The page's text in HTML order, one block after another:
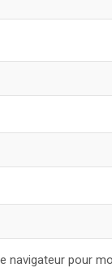
navigateur pour